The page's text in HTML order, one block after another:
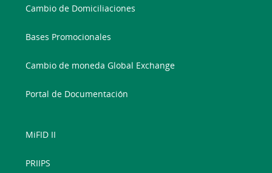
Cambio de Domiciliaciones
Bases Promocionales
Cambio de moneda Global Exchange
Portal de Documentación
MiFID II
PRIIPS